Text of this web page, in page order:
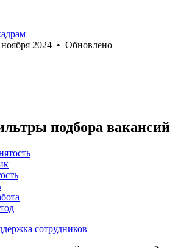
ноября 2024 • Обновлено
подбора вакансий
сотрудников